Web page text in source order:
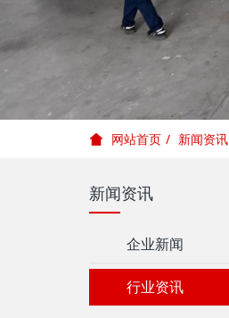
网站首页 新闻资讯
新闻资讯
企业新闻
行业资讯